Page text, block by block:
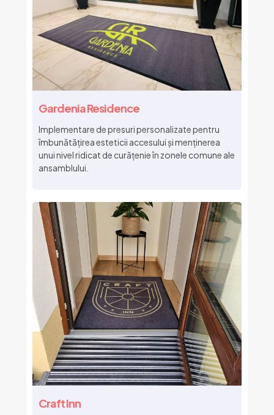
Gardenia Residence
Implementare de presuri personalizate pentru
îmbunătățirea esteticii accesului și menținerea
unui nivel ridicat de curățenie în zonele comune ale
ansamblului.
Craft Inn